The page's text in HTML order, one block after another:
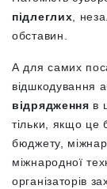
підлеглих,
обставин.
А для самих
відшкодування
відрядження в
тільки, якщо це
бюджету,
міжнародної
організаторів